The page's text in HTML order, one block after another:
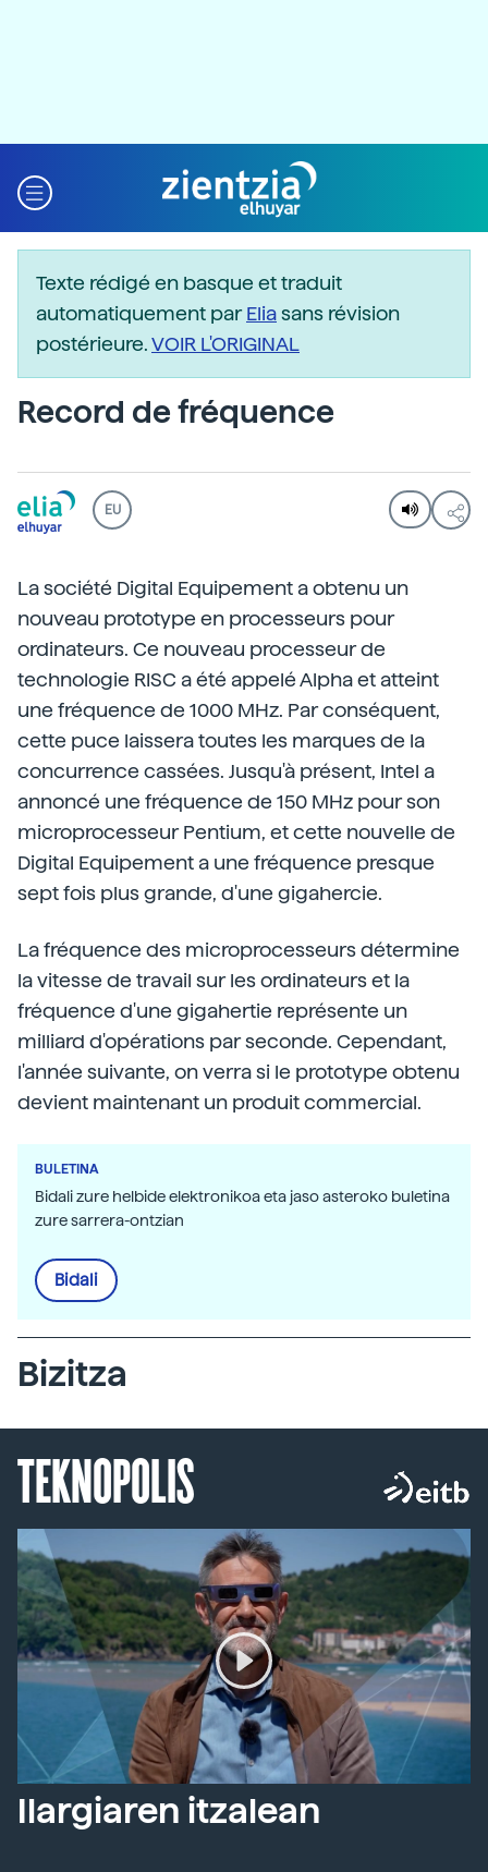
Texte rédigé en basque et traduit
automatiquement parEliasans révision
postérieure.VOIR L'ORIGINAL
Record de fréquence
EU
La société Digital Equipement a obtenu un
nouveau prototype en processeurs pour
ordinateurs. Ce nouveau processeur de
technologie RISC a été appelé Alpha et atteint
une fréquence de 1000 MHz. Par conséquent,
cette puce laissera toutes les marques de la
concurrence cassées. Jusqu'à présent, Intel a
annoncé une fréquence de 150 MHz pour son
microprocesseur Pentium, et cette nouvelle de
Digital Equipement a une fréquence presque
sept fois plus grande, d'une gigahercie.
La fréquence des microprocesseurs détermine
la vitesse de travail sur les ordinateurs et la
fréquence d'une gigahertie représente un
milliard d'opérations par seconde. Cependant,
l'année suivante, on verra si le prototype obtenu
devient maintenant un produit commercial.
BULETINA
Bidali zure helbide elektronikoa eta jaso asteroko buletina
zure sarrera-ontzian
Bidali
Bizitza
TEKNOPOLIS
Ilargiaren itzalean